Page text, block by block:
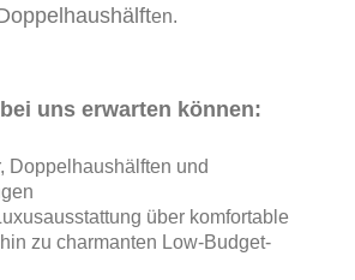
en.
uns erwarten können:
Doppelhaushälften und
über komfortable
zu charmanten Low-Budget-